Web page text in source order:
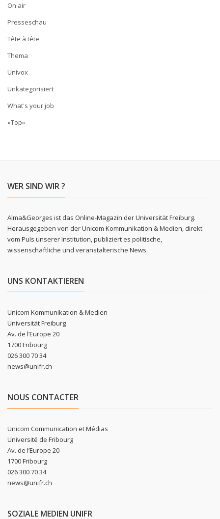
On air
Presseschau
Tête à tête
Thema
Univox
Unkategorisiert
What's your job
«Top»
WER SIND WIR ?
Alma&Georges ist das Online-Magazin der Universität Freiburg.
Herausgegeben von der Unicom Kommunikation & Medien, direkt
vom Puls unserer Institution, publiziert es politische,
wissenschaftliche und veranstalterische News.
UNS KONTAKTIEREN
Unicom Kommunikation & Medien
Universität Freiburg
Av. de l’Europe 20
1700 Fribourg
026 300 70 34
news@unifr.ch
NOUS CONTACTER
Unicom Communication et Médias
Université de Fribourg
Av. de l’Europe 20
1700 Fribourg
026 300 70 34
news@unifr.ch
SOZIALE MEDIEN UNIFR